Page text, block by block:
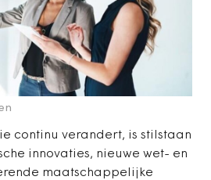
continu verandert, is stilstaan
innovaties, nieuwe wet- en
maatschappelijke